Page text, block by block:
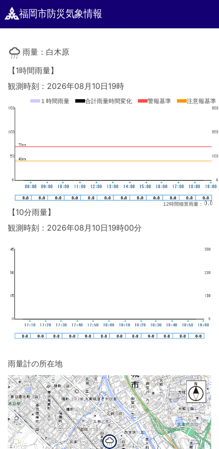
福岡市防災気象情報
雨量：白木原
【1時間雨量】
観測時刻：2026年08月10日19時
１時間雨量 合計雨量時間変化 警報基準 注意報基準
12時間積算雨量：
【10分雨量】
観測時刻：2026年08月10日19時00分
雨量計の所在地